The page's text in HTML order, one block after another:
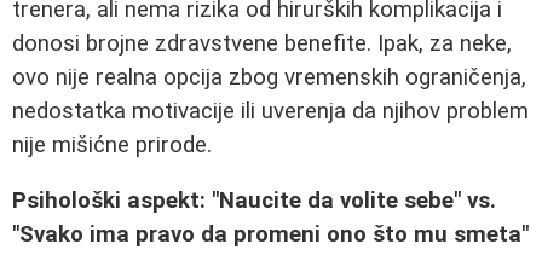
trenera, ali nema rizika od hirurških komplikacija i
donosi brojne zdravstvene benefite. Ipak, za neke,
ovo nije realna opcija zbog vremenskih ograničenja,
nedostatka motivacije ili uverenja da njihov problem
nije mišićne prirode.
Psihološki aspekt: "Naucite da volite sebe" vs.
"Svako ima pravo da promeni ono što mu smeta"